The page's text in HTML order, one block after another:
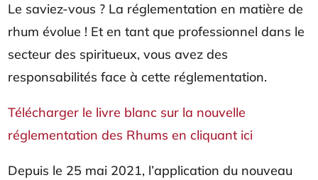
Le saviez-vous ? La réglementation en matière de
rhum évolue ! Et en tant que professionnel dans le
secteur des spiritueux, vous avez des
responsabilités face à cette réglementation.
Télécharger le livre blanc sur la nouvelle
réglementation des Rhums en cliquant ici
Depuis le 25 mai 2021, l’application du nouveau